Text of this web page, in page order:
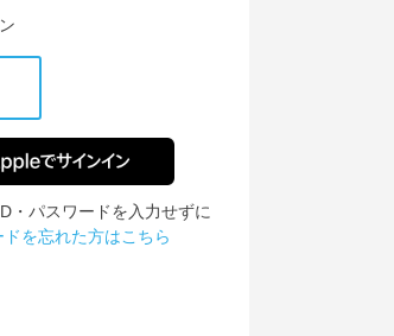
・パスワードを入力せずに
を忘れた方はこちら